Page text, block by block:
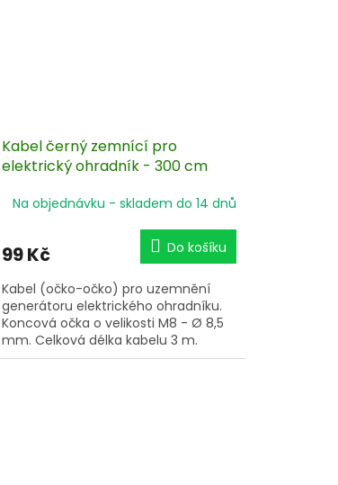
Kabel černý zemnící pro
elektrický ohradník - 300 cm
Na objednávku - skladem do 14 dnů
99 Kč Do košíku
Kabel (očko-očko) pro uzemnění
generátoru elektrického ohradníku.
Koncová očka o velikosti M8 - Ø 8,5
mm. Celková délka kabelu 3 m.